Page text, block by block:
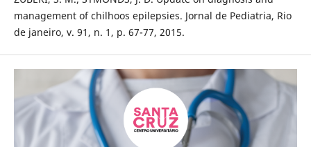
management of chilhoos epilepsies. Jornal de Pediatria, Rio
de janeiro, v. 91, n. 1, p. 67-77, 2015.